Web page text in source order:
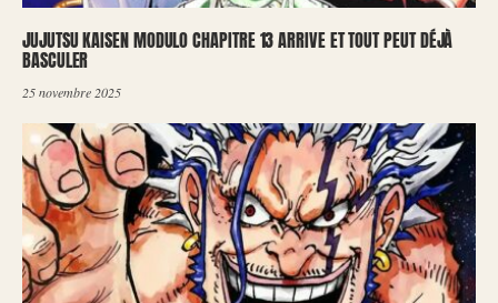
JUJUTSU KAISEN MODULO CHAPITRE 13 ARRIVE ET TOUT PEUT DÉJÀ
BASCULER
25 novembre 2025